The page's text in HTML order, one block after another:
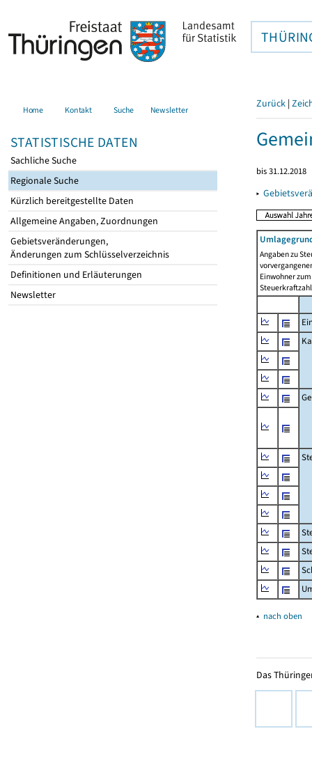
Home Kontakt Suche Newsletter
STATISTISCHE DATEN
Sachliche Suche
Regionale Suche
Kürzlich bereitgestellte Daten
Allgemeine Angaben, Zuordnungen
Gebietsveränderungen,
Änderungen zum Schlüsselverzeichnis
Definitionen und Erläuterungen
Newsletter
Zurück |
bis 31.12.2018
▸
Angaben zu
Einwohner
▴ nach oben
Das